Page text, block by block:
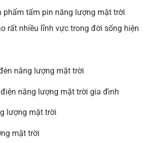
phẩm tấm pin năng lượng mặt trời
rất nhiều lĩnh vực trong đời sống hiện
năng lượng mặt trời
năng lượng mặt trời gia đình
lượng mặt trời
mặt trời